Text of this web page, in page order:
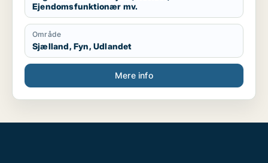
Ejendomsfunktionær mv.
Område
Sjælland, Fyn, Udlandet
Mere info